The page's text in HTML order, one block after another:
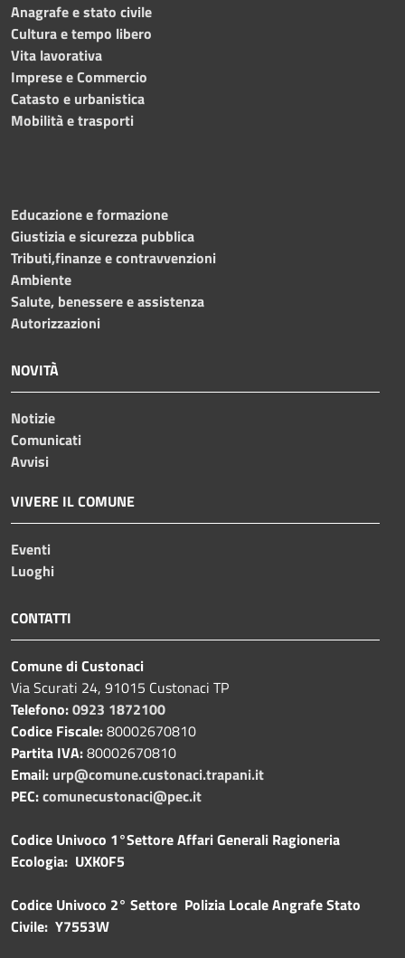
Anagrafe e stato civile
Cultura e tempo libero
Vita lavorativa
Imprese e Commercio
Catasto e urbanistica
Mobilità e trasporti
Educazione e formazione
Giustizia e sicurezza pubblica
Tributi,finanze e contravvenzioni
Ambiente
Salute, benessere e assistenza
Autorizzazioni
NOVITÀ
Notizie
Comunicati
Avvisi
VIVERE IL COMUNE
Eventi
Luoghi
CONTATTI
Comune di Custonaci
Via Scurati 24, 91015 Custonaci TP
Telefono:0923 1872100
Codice Fiscale:80002670810
Partita IVA:80002670810
Email: urp@comune.custonaci.trapani.it
PEC:comunecustonaci@pec.it
Codice Univoco 1°Settore Affari Generali Ragioneria
Ecologia: UXK0F5
Codice Univoco 2° Settore Polizia Locale Angrafe Stato
Civile: Y7553W